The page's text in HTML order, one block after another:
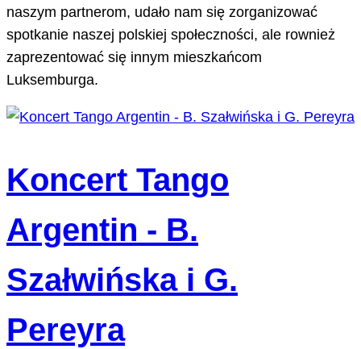
naszym partnerom, udało nam się zorganizować
spotkanie naszej polskiej społeczności, ale rownież
zaprezentować się innym mieszkańcom
Luksemburga.
Koncert Tango
Argentin - B.
Szałwińska i G.
Pereyra